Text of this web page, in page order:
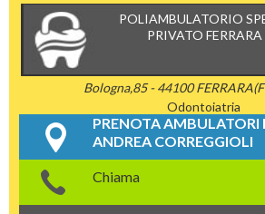
POLIAMBULATORIO
PRIVATO
Bologna,85 - 44100
Odontoiatria
PRENOTA AMBULATORI
ANDREA CORREGGIOLI
Chiama